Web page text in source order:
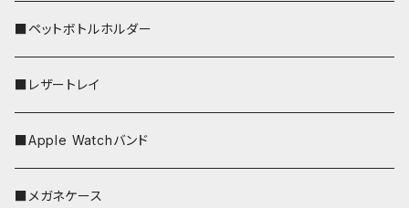
■ペットボトルホルダー
■レザートレイ
■Apple Watchバンド
■メガネケース